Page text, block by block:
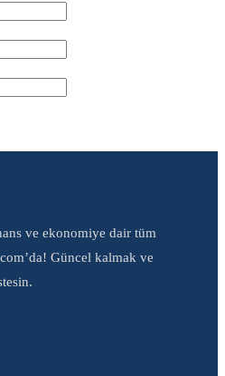
ve ekonomiye dair tüm
Güncel kalmak ve